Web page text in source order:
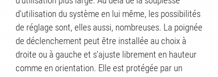
d'utilisation du système en lui même, les possibilités
de réglage sont, elles aussi, nombreuses. La poignée
de déclenchement peut être installée au choix à
droite ou à gauche et s'ajuste librement en hauteur
comme en orientation. Elle est protégée par un